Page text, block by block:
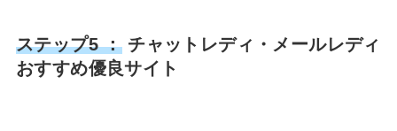
ステップ5 ：チャットレディ・メールレディ
おすすめ優良サイト